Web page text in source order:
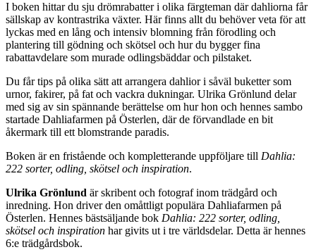
I boken hittar du sju drömrabatter i olika färgteman där dahliorna får
sällskap av kontrastrika växter. Här finns allt du behöver veta för att
lyckas med en lång och intensiv blomning från förodling och
plantering till gödning och skötsel och hur du bygger fina
rabattavdelare som murade odlingsbäddar och pilstaket.
Du får tips på olika sätt att arrangera dahlior i såväl buketter som
urnor, fakirer, på fat och vackra dukningar. Ulrika Grönlund delar
med sig av sin spännande berättelse om hur hon och hennes sambo
startade Dahliafarmen på Österlen, där de förvandlade en bit
åkermark till ett blomstrande paradis.
Boken är en fristående och kompletterande uppföljare till Dahlia:
222 sorter, odling, skötsel och inspiration.
Ulrika Grönlund är skribent och fotograf inom trädgård och
inredning. Hon driver den omåttligt populära Dahliafarmen på
Österlen. Hennes bästsäljande bok Dahlia: 222 sorter, odling,
skötsel och inspiration har givits ut i tre världsdelar. Detta är hennes
6:e trädgårdsbok.